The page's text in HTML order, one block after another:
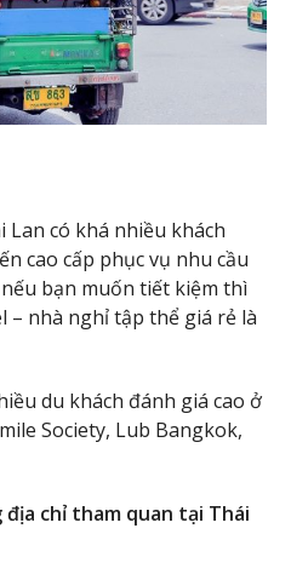
Lan có khá nhiều khách
cao cấp phục vụ nhu cầu
bạn muốn tiết kiệm thì
– nhà nghỉ tập thể giá rẻ là
du khách đánh giá cao ở
Society, Lub Bangkok,
chỉ tham quan tại Thái